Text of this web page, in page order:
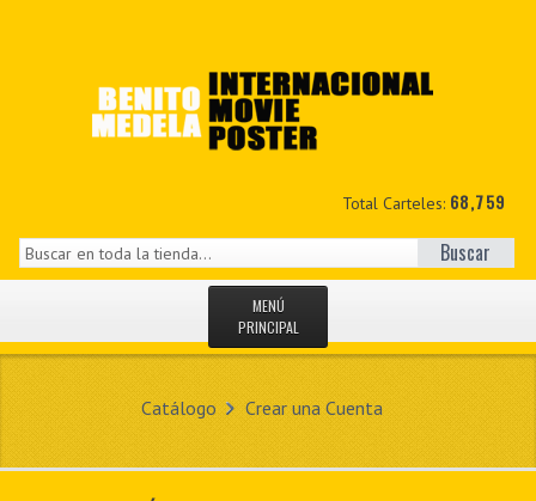
Total Carteles: 68,759
Buscar
MENÚ
PRINCIPAL
MIS DATOS
Catálogo Crear una Cuenta